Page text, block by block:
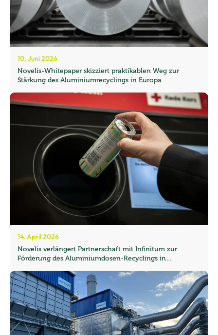
10. Juni 2026
Novelis-Whitepaper skizziert praktikablen Weg zur
Stärkung des Aluminiumrecyclings in Europa
14. April 2026
Novelis verlängert Partnerschaft mit Infinitum zur
Förderung des Aluminiumdosen-Recyclings in